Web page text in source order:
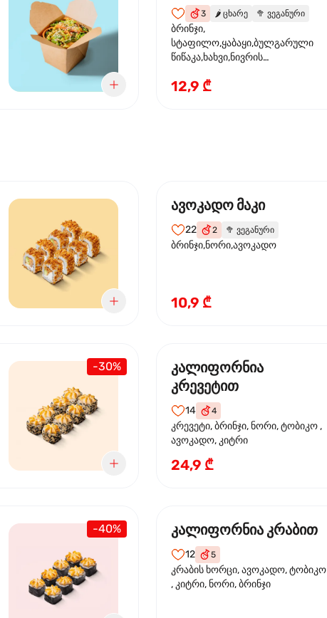
3 🌶️ ცხარე 🥦 ვეგანური
ბრინჯი,
სტაფილო,ყაბაყი,ბულგარული
წიწაკა,ხახვი,ნივრის
სოუსი., მწვანე ხახვი,სეზამის
12,9 ₾
ავოკადო მაკი
22 2 🥦 ვეგანური
ბრინჯი,ნორი,ავოკადო
10,9 ₾
-30%
კალიფორნია
კრევეტით
14 4
კრევეტი, ბრინჯი, ნორი, ტობიკო ,
ავოკადო, კიტრი
24,9 ₾
-40% კალიფორნია კრაბით
12 5
კრაბის ხორცი, ავოკადო, ტობიკო
, კიტრი, ნორი, ბრინჯი